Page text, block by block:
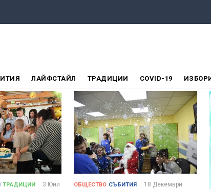
ЛАЙФСТАЙЛ ТРАДИЦИИ COVID-19
ТРАДИЦИИ
3 Юни
ОБЩЕСТВО СЪБИТИЯ
18 Декември